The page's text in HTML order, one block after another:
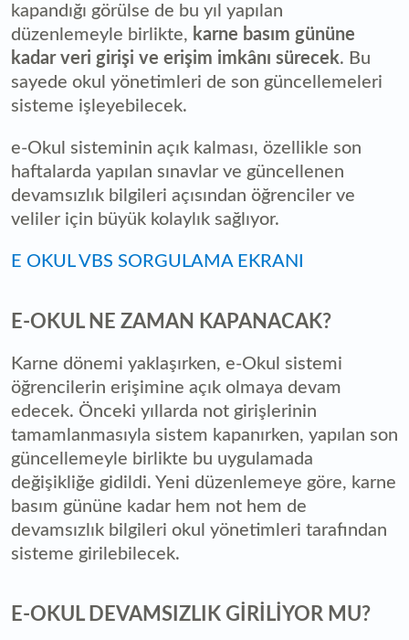
kapandığı görülse de bu yıl yapılan
düzenlemeyle birlikte, karne basım gününe
kadar veri girişi ve erişim imkânı sürecek. Bu
sayede okul yönetimleri de son güncellemeleri
sisteme işleyebilecek.
e-Okul sisteminin açık kalması, özellikle son
haftalarda yapılan sınavlar ve güncellenen
devamsızlık bilgileri açısından öğrenciler ve
veliler için büyük kolaylık sağlıyor.
E OKUL VBS SORGULAMA EKRANI
E-OKUL NE ZAMAN KAPANACAK?
Karne dönemi yaklaşırken, e-Okul sistemi
öğrencilerin erişimine açık olmaya devam
edecek. Önceki yıllarda not girişlerinin
tamamlanmasıyla sistem kapanırken, yapılan son
güncellemeyle birlikte bu uygulamada
değişikliğe gidildi. Yeni düzenlemeye göre, karne
basım gününe kadar hem not hem de
devamsızlık bilgileri okul yönetimleri tarafından
sisteme girilebilecek.
E-OKUL DEVAMSIZLIK GİRİLİYOR MU?